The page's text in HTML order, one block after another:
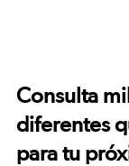
Consulta
diferentes
para tu